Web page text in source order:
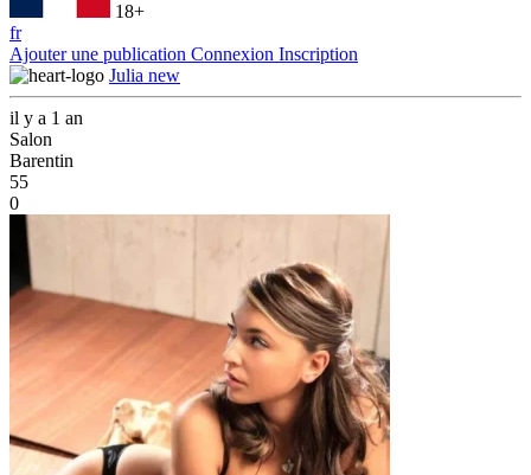
18+
fr
Ajouter une publication Connexion Inscription
Julia new
il y a 1 an
Salon
Barentin
55
0